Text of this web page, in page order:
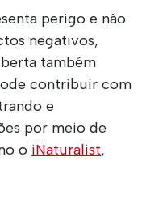
perigo e não
negativos,
também
contribuir com
e
por meio de
o iNaturalist,